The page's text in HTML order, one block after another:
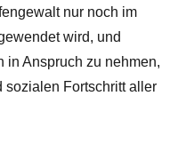
nur noch im
wird, und
in Anspruch zu nehmen,
sozialen Fortschritt aller